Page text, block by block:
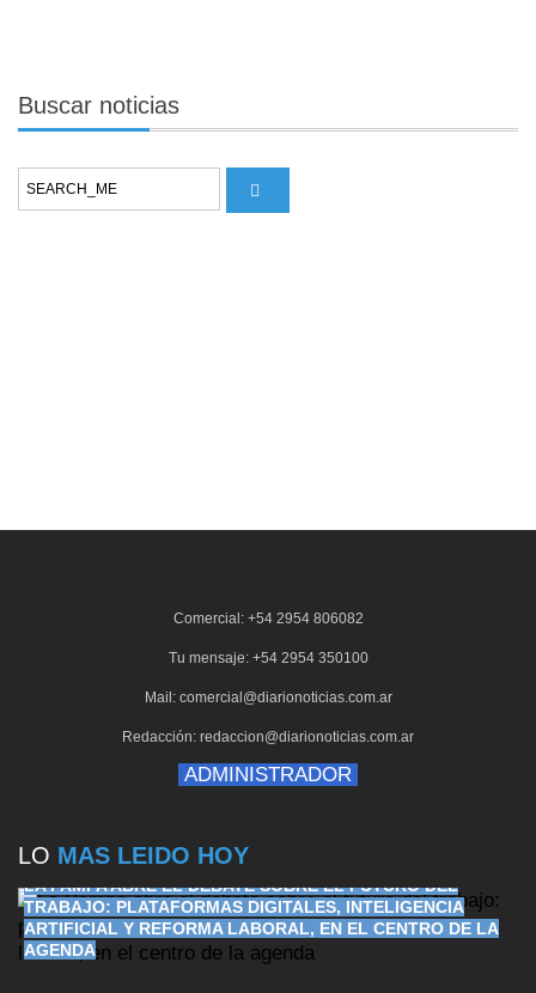
Buscar noticias
Comercial: +54 2954 806082
Tu mensaje: +54 2954 350100
Mail: comercial@diarionoticias.com.ar
Redacción: redaccion@diarionoticias.com.ar
ADMINISTRADOR
LO MAS LEIDO HOY
LA PAMPA ABRE EL DEBATE SOBRE EL FUTURO DEL
TRABAJO: PLATAFORMAS DIGITALES, INTELIGENCIA
ARTIFICIAL Y REFORMA LABORAL, EN EL CENTRO DE LA
AGENDA